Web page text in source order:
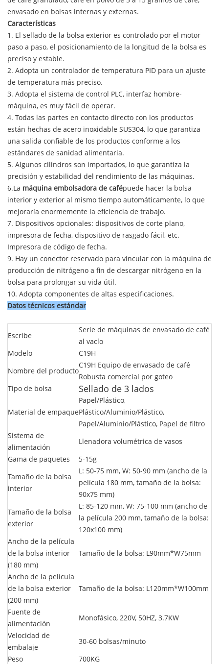
envasado en bolsas internas y externas.
Características
1. El sellado de la bolsa exterior es controlado por el motor
paso a paso, el posicionamiento de la longitud de la bolsa es
preciso y estable.
2. Adopta un controlador de temperatura PID para un ajuste
de temperatura más preciso.
3. Adopta el sistema de control PLC, interfaz hombre-
máquina, es muy fácil de operar.
4. Todas las partes en contacto directo con los productos
están hechas de acero inoxidable SUS304, lo que garantiza
una salida confiable de los productos conforme a los
estándares de sanidad alimentaria.
5. Algunos cilindros son importados, lo que garantiza la
precisión y estabilidad del rendimiento de las máquinas.
6.La máquina embolsadora de cafépuede hacer la bolsa
interior y exterior al mismo tiempo automáticamente, lo que
mejoraría enormemente la eficiencia de trabajo.
7. Dispositivos opcionales: dispositivos de corte plano,
impresora de fecha, dispositivo de rasgado fácil, etc.
Impresora de código de fecha.
9. Hay un conector reservado para vincular con la máquina de
producción de nitrógeno a fin de descargar nitrógeno en la
bolsa para prolongar su vida útil.
10. Adopta componentes de altas especificaciones.
Datos técnicos estándar
Escribe
Serie de máquinas de envasado de café
al vacío
Modelo
C19H
Nombre del producto
C19H Equipo de envasado de café
Robusta comercial por goteo
Tipo de bolsa
Sellado de 3 lados
Material de empaque
Papel/Plástico,
Plástico/Aluminio/Plástico,
Papel/Aluminio/Plástico, Papel de filtro
Sistema de
alimentación
Llenadora volumétrica de vasos
Gama de paquetes
5-15g
Tamaño de la bolsa
interior
L: 50-75 mm, W: 50-90 mm (ancho de la
película 180 mm, tamaño de la bolsa:
90x75 mm)
Tamaño de la bolsa
exterior
L: 85-120 mm, W: 75-100 mm (ancho de
la película 200 mm, tamaño de la bolsa:
120x100 mm)
Ancho de la película
de la bolsa interior
(180 mm)
Tamaño de la bolsa: L90mm*W75mm
Ancho de la película
de la bolsa exterior
(200 mm)
Tamaño de la bolsa: L120mm*W100mm
Fuente de
alimentación
Monofásico, 220V, 50HZ, 3.7KW
Velocidad de
embalaje
30-60 bolsas/minuto
Peso
700KG